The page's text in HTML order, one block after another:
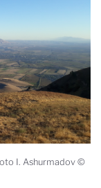
I. Ashurmadov ©